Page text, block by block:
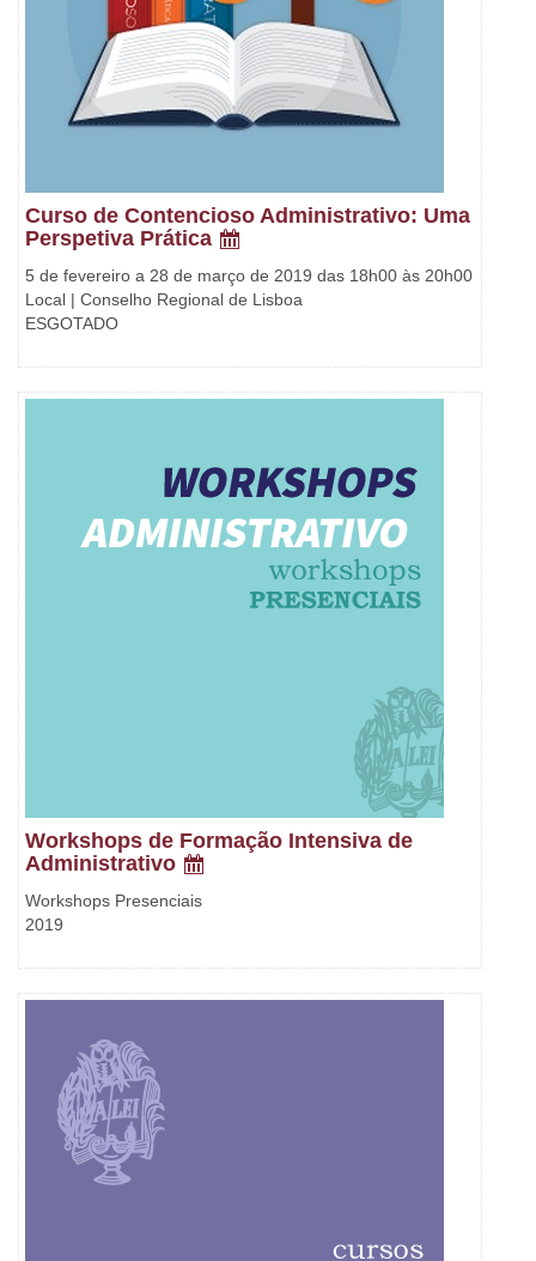
Curso de Contencioso Administrativo: Uma
Perspetiva Prática
5 de fevereiro a 28 de março de 2019 das 18h00 às 20h00
Local | Conselho Regional de Lisboa
ESGOTADO
Workshops de Formação Intensiva de
Administrativo
Workshops Presenciais
2019